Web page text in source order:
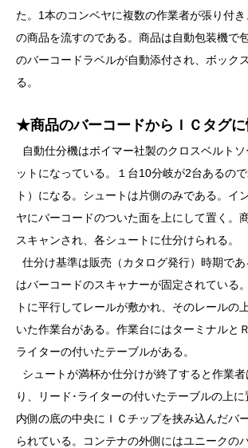
た。1本のコンベヤに複数の作業者が張り付
の商品を流すのである。商品は自動包装機で
のバーコードラベルが自動添付され、ボック
る。
★商品のバーコードからＩＣタグ
自動仕分機はボイマー社製のクロスベルト
ットになっている。１台10分岐が2台あるの
ト）になる。シュートは片側のみである。イ
ヤにバーコードのついた面を上にして置く。
スキャンされ、各シュートに仕分けられる。
仕分け基準は販売（カタログ発行）時期で
はバーコードのスキャナーが固定されている
トに平行してレールが敷かれ、そのレールの
いた作業台がある。作業台にはターミナルと
ライターの付いたテーブルがある。
シュートが満杯か仕分けが終了すると作業
り、リード･ライターの付いたテーブルの上
内側の底の中央にＩＣチップを挟み込んだバ
られている。コンテナの外側にはユニークの